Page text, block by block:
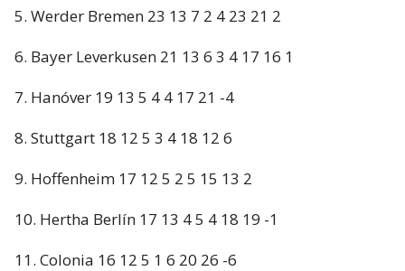
5. Werder Bremen 23 13 7 2 4 23 21 2
6. Bayer Leverkusen 21 13 6 3 4 17 16 1
7. Hanóver 19 13 5 4 4 17 21 -4
8. Stuttgart 18 12 5 3 4 18 12 6
9. Hoffenheim 17 12 5 2 5 15 13 2
10. Hertha Berlín 17 13 4 5 4 18 19 -1
11. Colonia 16 12 5 1 6 20 26 -6